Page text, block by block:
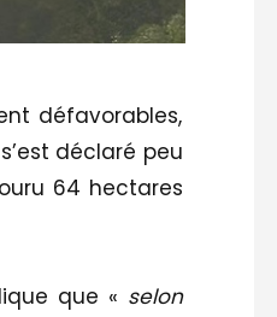
défavorables,
déclaré peu
64 hectares
que « selon